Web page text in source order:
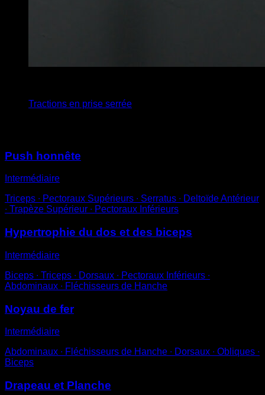
Tractions en prise serrée
Push honnête
Intermédiaire
Triceps ∙ Pectoraux Supérieurs ∙ Serratus ∙ Deltoïde Antérieur
∙ Trapèze Supérieur ∙ Pectoraux Inférieurs
Hypertrophie du dos et des biceps
Intermédiaire
Biceps ∙ Triceps ∙ Dorsaux ∙ Pectoraux Inférieurs ∙
Abdominaux ∙ Fléchisseurs de Hanche
Noyau de fer
Intermédiaire
Abdominaux ∙ Fléchisseurs de Hanche ∙ Dorsaux ∙ Obliques ∙
Biceps
Drapeau et Planche